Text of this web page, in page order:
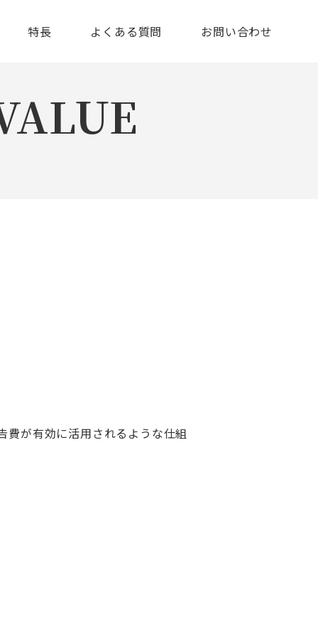
特長 よくある質問 お問い合わせ
費が有効に活用されるような仕組